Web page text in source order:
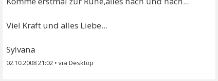
Viel Kraft und alles Liebe...
Sylvana
02.10.2008 21:02 •